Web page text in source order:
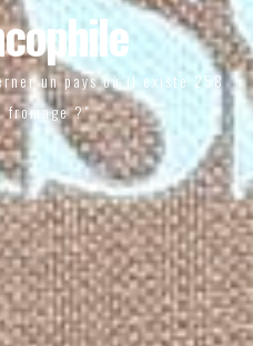
un pays où il existe 258
fromage ?"